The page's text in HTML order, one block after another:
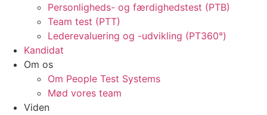
Personligheds- og færdighedstest (PTB)
Team test (PTT)
Lederevaluering og -udvikling (PT360°)
Kandidat
Om os
Om People Test Systems
Mød vores team
Viden